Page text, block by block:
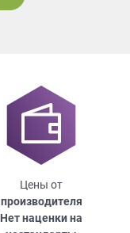
Цены от
производителя
Нет наценки на